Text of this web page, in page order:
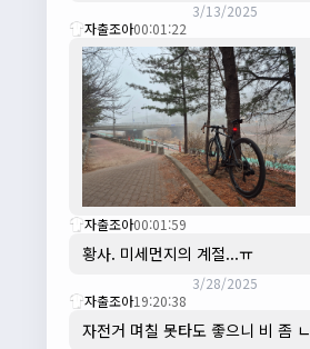
3/13/2025
자출조아00:01:22
자출조아00:01:59
황사. 미세먼지의 계절...ㅠ
3/28/2025
자출조아19:20:38
자전거 며칠 못타도 좋으니 비 좀 ㄴ